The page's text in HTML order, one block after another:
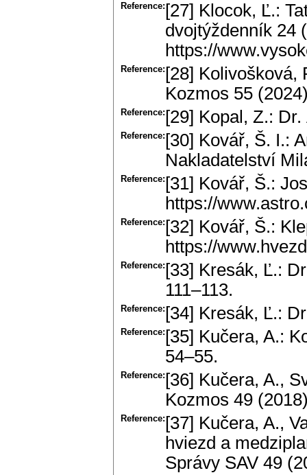
Reference: [27] Klocok, Ľ.:
dvojtýždenník 24
https://
Reference: [28] Kolivošková,
Kozmos 55
Reference: [29] Kopal, Z.:
Reference: [30] Kovář, Š. I.:
Nakladatelství
Reference: [31] Kovář, Š.:
https://
Reference: [32] Kovář, Š.:
https://
Reference: [33] Kresák, Ľ.:
111–113.
Reference: [34] Kresák, Ľ.:
Reference: [35] Kučera, A.:
54–55.
Reference: [36] Kučera, A.,
Kozmos 49
Reference: [37] Kučera, A.,
hviezd a
Správy SAV 49